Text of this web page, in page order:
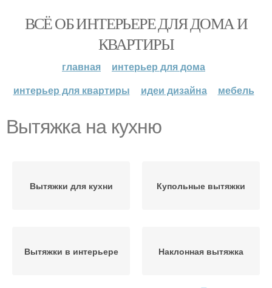
ВСЁ ОБ ИНТЕРЬЕРЕ ДЛЯ ДОМА И
КВАРТИРЫ
главная
интерьер для дома
интерьер для квартиры
идеи дизайна мебель
Вытяжка на кухню
Вытяжки для кухни Купольные вытяжки
Вытяжки в интерьере Наклонная вытяжка